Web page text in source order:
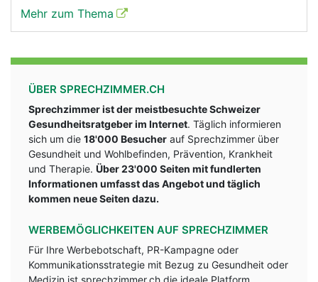
Mehr zum Thema
ÜBER SPRECHZIMMER.CH
Sprechzimmer ist der meistbesuchte Schweizer
Gesundheitsratgeber im Internet. Täglich informieren
sich um die 18'000 Besucher auf Sprechzimmer über
Gesundheit und Wohlbefinden, Prävention, Krankheit
und Therapie. Über 23'000 Seiten mit fundlerten
Informationen umfasst das Angebot und täglich
kommen neue Seiten dazu.
WERBEMÖGLICHKEITEN AUF SPRECHZIMMER
Für Ihre Werbebotschaft, PR-Kampagne oder
Kommunikationsstrategie mit Bezug zu Gesundheit oder
Medizin ist sprechzimmer.ch die ideale Platform